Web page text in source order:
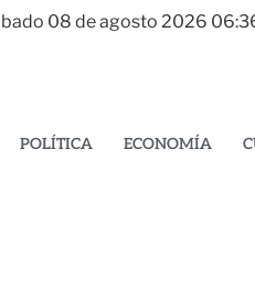
08 de agosto 2026
POLÍTICA ECONOMÍA